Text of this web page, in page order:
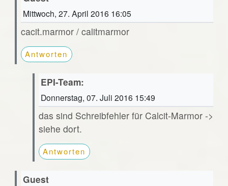
Mittwoch, 27. April 2016 16:05
cacit.marmor / calitmarmor
Antworten
EPI-Team:
Donnerstag, 07. Juli 2016 15:49
das sind Schreibfehler für Calcit-Marmor ->
siehe dort.
Antworten
Guest